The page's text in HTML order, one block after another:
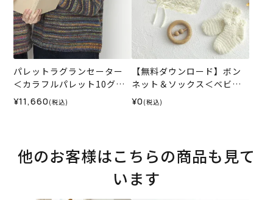
パレットラグランセーター
＜カラフルパレット10グラ
ン08BR＞（編み物 材料セ
ット）
¥11,660 (税込)
【無料ダウンロード】ボン
ネット＆ソックス＜ベビー
パレット＞（レシピ）
¥0 (税込)
他のお客様はこちらの商品も見て
います